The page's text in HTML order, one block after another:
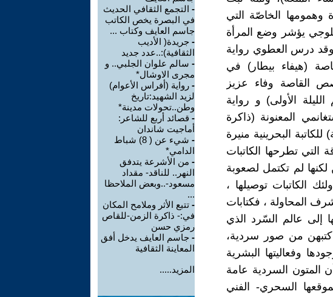
وهمومها الخاصّة التي
يؤشر وضع المرأة
وقد درس العطوي رواية
(هيفاء بيطار) في
القاصة وفاء عزيز
الأولى) و رواية
المعنونة (ذاكرة
البحرينية منيرة
تطرحها الكاتبات
لم تكتمل لصعوبة
الكاتبات توصيلها ،
المحاولة ، فكتابات
إلى عالم السّرد الذي
من صور سردية،
وفعاليتها البشرية
المتون السردية عامة
السحري- الفني
- التجمع الثقافي الحديث
في البصرة يخص الكاتب
جاسم العايف وكتاب ...
- جريدة( الأديب
الثقافية):..عدد جديد
- سالم علوان الجلبي.. و
مجرى الاوشال*
- رواية (أفراس الأعوام)
لزيد الشهيد:تاريخ
وطن..تحولات مدينة*
- قصائد أربع للشاعر:
أماجيت شاندان
-
شيء عن ( 8) شباط
الدامي*
- من الأشرعة يتدفق
النهر.. للناقد- مقداد
مسعود-..وبعض الملاحظا
...
- تتبع الأثر وملامح المكان
في:- ذاكرة الزمن-للقاص
رمزي حسن
- جاسم العايف يدخل أفق
المعاينة الثقافية
المزيد.....